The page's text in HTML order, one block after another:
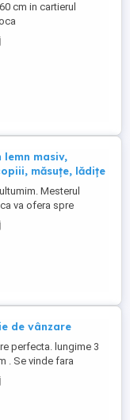
cm in cartierul
lemn masiv,
măsuțe, lădițe
Mesterul
va ofera spre
de mobilier, noi,
Reconditionate, de
Preturile
de corpul de
de vânzare
perfecta. lungime 3
. Se vinde fara